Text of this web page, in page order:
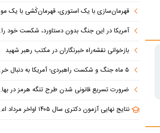
قهرمان‌سازی با یک استوری، قهرمان‌کُشی با یک موضع
آمریکا در این جنگ بدون دستاورد، شکست خود را پذیرفته است
بازخوانی نقشه‌راه خبرنگاران در مکتب رهبر شهید
۵ ماه جنگ و شکست راهبردی؛ آمریکا به دنبال خروج از بن‌بست
ضرورت تسریع قانونی شدن طرح تنگه هرمز در بهارستان/ سنا دست ترامپ را برای اعمال فشار به ایران بازتر کرد
نتایج نهایی آزمون دکتری سال ۱۴۰۵ اواخر مرداد اعلام می‌شود